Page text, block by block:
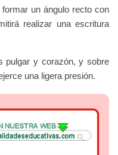
un ángulo recto con
realizar una escritura
pulgar y corazón, y sobre
una ligera presión.